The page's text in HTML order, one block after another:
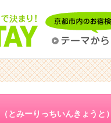
（とみーりっちいんきょうと